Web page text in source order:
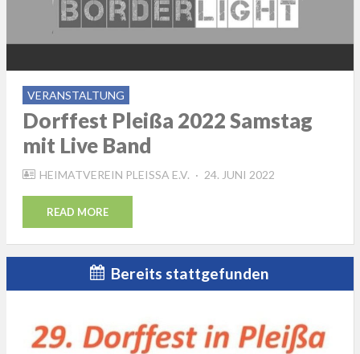
VERANSTALTUNG
Dorffest Pleißa 2022 Samstag
mit Live Band
HEIMATVEREIN PLEISSA E.V.
POSTED
24. JUNI 2022
READ MORE
Bereits stattgefunden